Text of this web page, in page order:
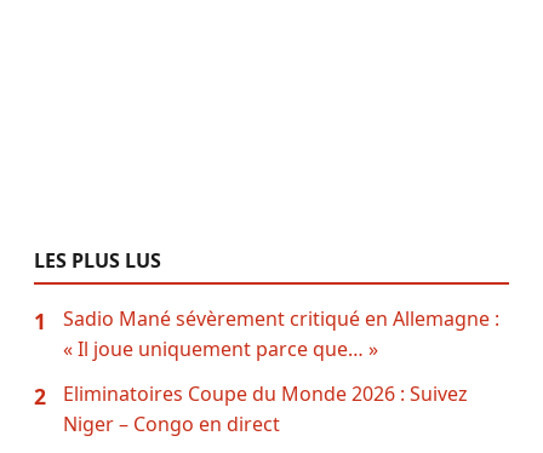
LES PLUS LUS
1
Sadio Mané sévèrement critiqué en Allemagne :
« Il joue uniquement parce que… »
2
Eliminatoires Coupe du Monde 2026 : Suivez
Niger – Congo en direct